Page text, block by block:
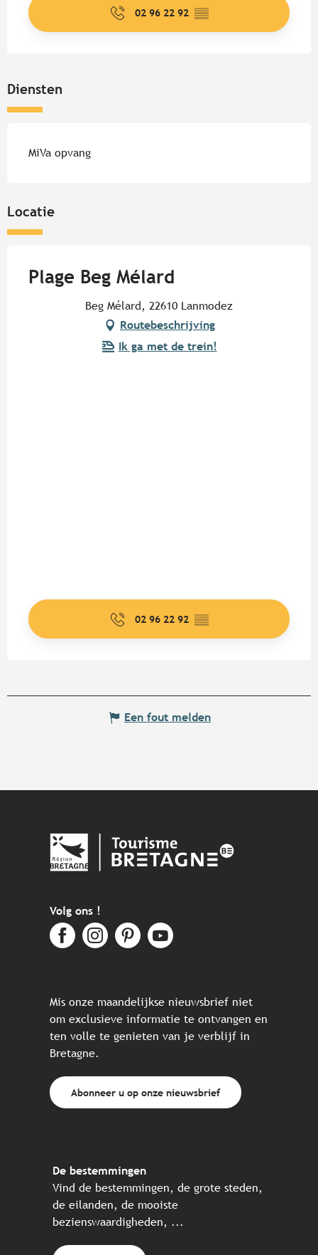
02 96 22 92 ▒▒
Diensten
MiVa opvang
Locatie
Plage Beg Mélard
Beg Mélard, 22610 Lanmodez
Routebeschrijving
Ik ga met de trein!
02 96 22 92 ▒▒
Een fout melden
Volg ons !
Mis onze maandelijkse nieuwsbrief niet
om exclusieve informatie te ontvangen en
ten volle te genieten van je verblijf in
Bretagne.
Abonneer u op onze nieuwsbrief
De bestemmingen
Vind de bestemmingen, de grote steden,
de eilanden, de mooiste
bezienswaardigheden, ...